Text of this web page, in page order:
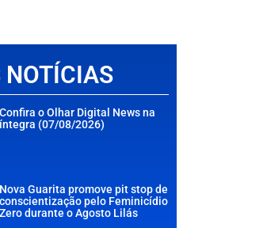
Confira o Olhar Digital News na
íntegra (07/08/2026)
Nova Guarita promove pit stop de
conscientização pelo Feminicídio
Zero durante o Agosto Lilás